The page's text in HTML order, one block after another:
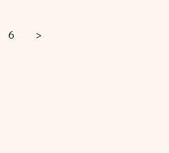
6 >